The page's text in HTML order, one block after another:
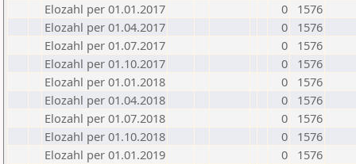
Elozahl per 01.01.2017
0
1576
Elozahl per 01.04.2017
0
1576
Elozahl per 01.07.2017
0
1576
Elozahl per 01.10.2017
0
1576
Elozahl per 01.01.2018
0
1576
Elozahl per 01.04.2018
0
1576
Elozahl per 01.07.2018
0
1576
Elozahl per 01.10.2018
0
1576
Elozahl per 01.01.2019
0
1576